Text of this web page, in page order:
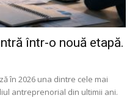
într-o nouă etapă.
în 2026 una dintre cele mai
antreprenorial din ultimii ani.